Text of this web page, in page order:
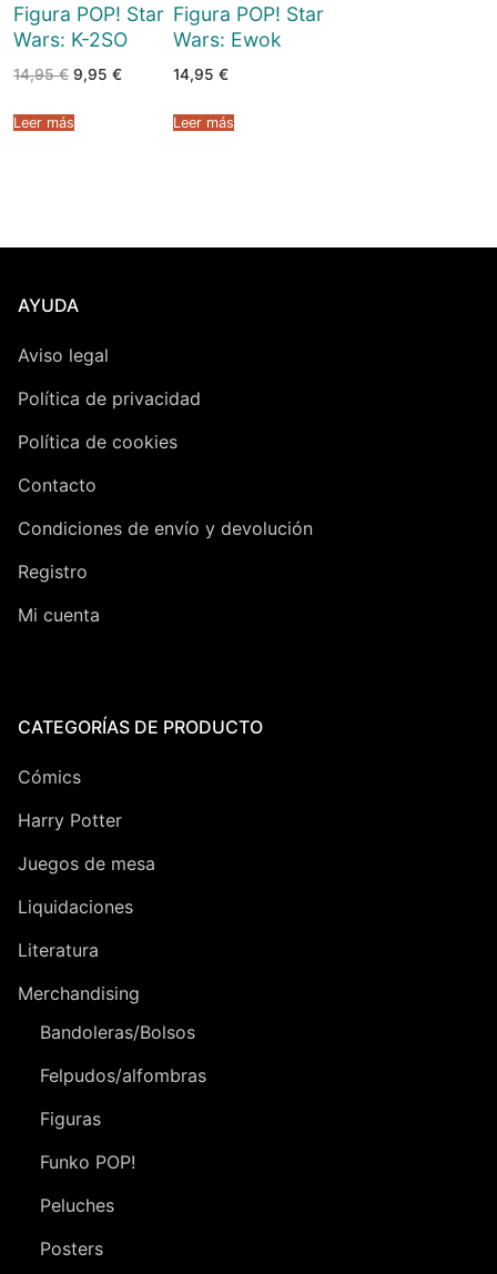
Figura POP! Star
Wars: K-2SO
14,95€ El
precio
era:
14,95 €.
9,95 €El
Leer más
Figura POP! Star
Wars: Ewok
14,95 €
Leer más
AYUDA
Aviso legal
Política de privacidad
Política de cookies
Contacto
Condiciones de envío y devolución
Registro
Mi cuenta
CATEGORÍAS DE PRODUCTO
Cómics
Harry Potter
Juegos de mesa
Liquidaciones
Literatura
Merchandising
Bandoleras/Bolsos
Felpudos/alfombras
Figuras
Funko POP!
Peluches
Posters